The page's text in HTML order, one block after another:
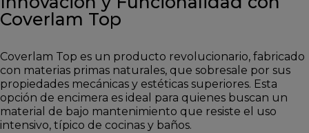
Coverlam Top
Coverlam Top es un producto revolucionario, fabricado
con materias primas naturales, que sobresale por sus
propiedades mecánicas y estéticas superiores. Esta
opción de encimera es ideal para quienes buscan un
material de bajo mantenimiento que resiste el uso
intensivo, típico de cocinas y baños.